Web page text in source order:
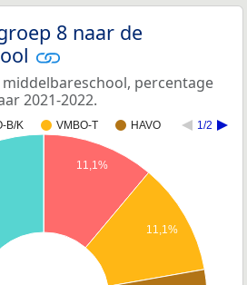
8 naar de
percentage
2021-2022.
B/K VMBO-T HAVO 1/2
11,1%
11,1%